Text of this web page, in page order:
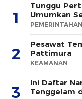
1
Tunggu
Umumkan
PEMERINTAHAN
2
Pesawat
Pattimura
KEAMANAN
3
Ini Daftar
Tenggelam